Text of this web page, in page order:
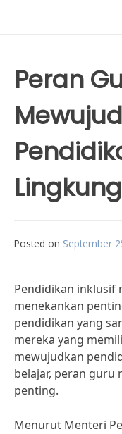
Peran
Posted on September
Pendidikan inklusif
menekankan
pendidikan yang
mereka yang
mewujudkan
belajar, peran guru
penting.
Menurut Menteri